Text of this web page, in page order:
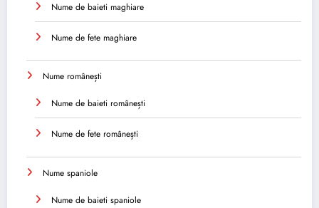
Nume de baieti maghiare
Nume de fete maghiare
Nume românești
Nume de baieti românești
Nume de fete românești
Nume spaniole
Nume de baieti spaniole